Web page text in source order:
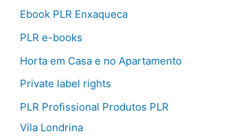
Ebook PLR Enxaqueca
PLR e-books
Horta em Casa e no Apartamento
Private label rights
PLR Profissional Produtos PLR
Vila Londrina